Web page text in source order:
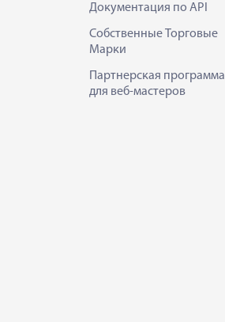
Документация по API
Собственные Торговые
Марки
Партнерская программа
для веб-мастеров